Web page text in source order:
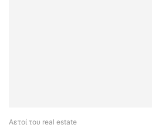
Αετοί του real estate